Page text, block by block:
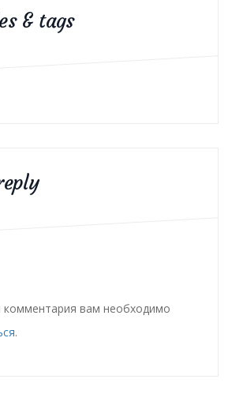
& tags
комментария вам необходимо
.